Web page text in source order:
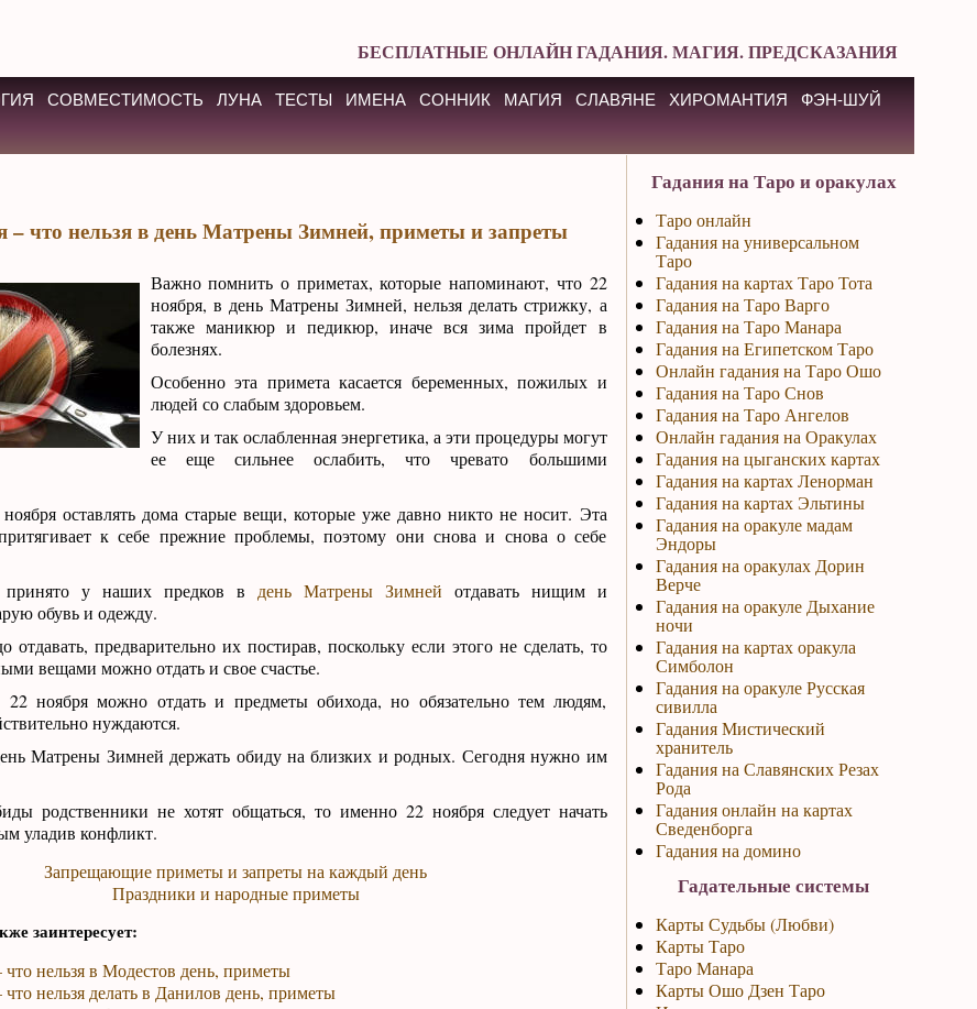
БЕСПЛАТНЫЕ ОНЛАЙН ГАДАНИЯ. МАГИЯ. ПРЕДСКАЗАНИЯ
СОВМЕСТИМОСТЬ ЛУНА ТЕСТЫ ИМЕНА СОННИК МАГИЯ СЛАВЯНЕ ХИРОМАНТИЯ
ФЭН-ШУЙ
– что нельзя в день Матрены Зимней, приметы и запреты
Важно помнить о приметах, которые напоминают, что 22
ноября, в день Матрены Зимней, нельзя делать стрижку, а
также маникюр и педикюр, иначе вся зима пройдет в
болезнях.
Особенно эта примета касается беременных, пожилых и
людей со слабым здоровьем.
У них и так ослабленная энергетика, а эти процедуры могут
ее еще сильнее ослабить, что чревато большими
оставлять дома старые вещи, которые уже давно никто не носит. Эта
к себе прежние проблемы, поэтому они снова и снова о себе
у наших предков в день Матрены Зимней отдавать нищим и
обувь и одежду.
отдавать, предварительно их постирав, поскольку если этого не сделать, то
вещами можно отдать и свое счастье.
ноября можно отдать и предметы обихода, но обязательно тем людям,
нуждаются.
Матрены Зимней держать обиду на близких и родных. Сегодня нужно им
родственники не хотят общаться, то именно 22 ноября следует начать
уладив конфликт.
Запрещающие приметы и запреты на каждый день
Праздники и народные приметы
заинтересует:
что нельзя в Модестов день, приметы
что нельзя делать в Данилов день, приметы
Гадания на Таро и оракулах
Таро онлайн
Гадания на универсальном
Таро
Гадания на картах Таро Тота
Гадания на Таро Варго
Гадания на Таро Манара
Гадания на Египетском Таро
Онлайн гадания на Таро Ошо
Гадания на Таро Снов
Гадания на Таро Ангелов
Онлайн гадания на Оракулах
Гадания на цыганских картах
Гадания на картах Ленорман
Гадания на картах Эльтины
Гадания на оракуле мадам
Эндоры
Гадания на оракулах Дорин
Верче
Гадания на оракуле Дыхание
ночи
Гадания на картах оракула
Симболон
Гадания на оракуле Русская
сивилла
Гадания Мистический
хранитель
Гадания на Славянских Резах
Рода
Гадания онлайн на картах
Сведенборга
Гадания на домино
Гадательные системы
Карты Судьбы (Любви)
Карты Таро
Таро Манара
Карты Ошо Дзен Таро